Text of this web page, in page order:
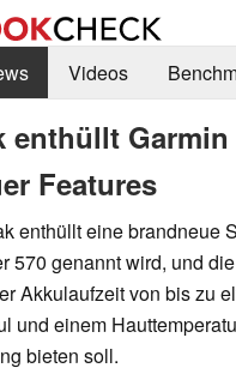
Videos
enthüllt
Features
enthüllt eine brandneue
570 genannt wird, und
Akkulaufzeit von bis zu
und einem
bieten soll.